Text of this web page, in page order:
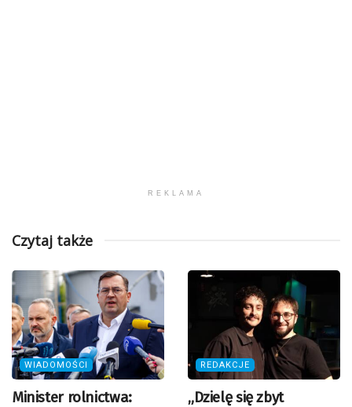
REKLAMA
Czytaj także
WIADOMOŚCI
Minister rolnictwa:
REDAKCJE
„Dzielę się zbyt